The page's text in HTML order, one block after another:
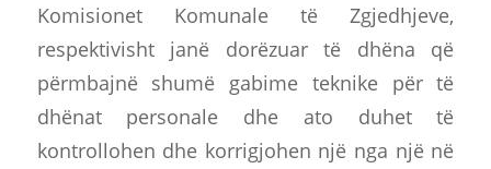
Komisionet Komunale të Zgjedhjeve,
respektivisht janë dorëzuar të dhëna që
përmbajnë shumë gabime teknike për të
dhënat personale dhe ato duhet të
kontrollohen dhe korrigjohen një nga një në